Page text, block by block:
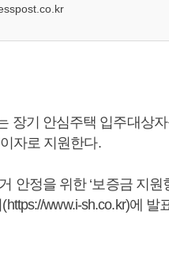
장기 안심주택 입주대상
자로 지원한다.
안정을 위한 ‘보증금 지원
www.i-sh.co.kr)에 발